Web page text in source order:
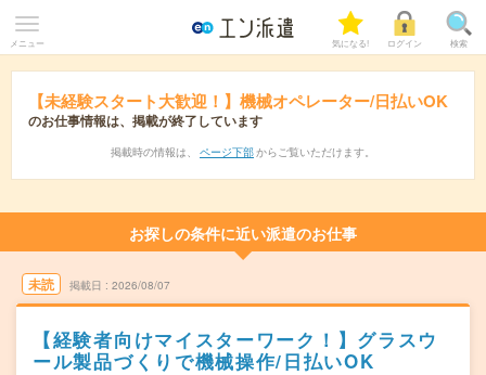
メニュー 気になる! ログイン 検索
【未経験スタート大歓迎！】機械オペレーター/日払いOK
のお仕事情報は、掲載が終了しています
掲載時の情報は、 ページ下部 からご覧いただけます。
お探しの条件に近い派遣のお仕事
未読 掲載日 2026/08/07
【経験者向けマイスターワーク！】グラスウ
ール製品づくりで機械操作/日払いOK